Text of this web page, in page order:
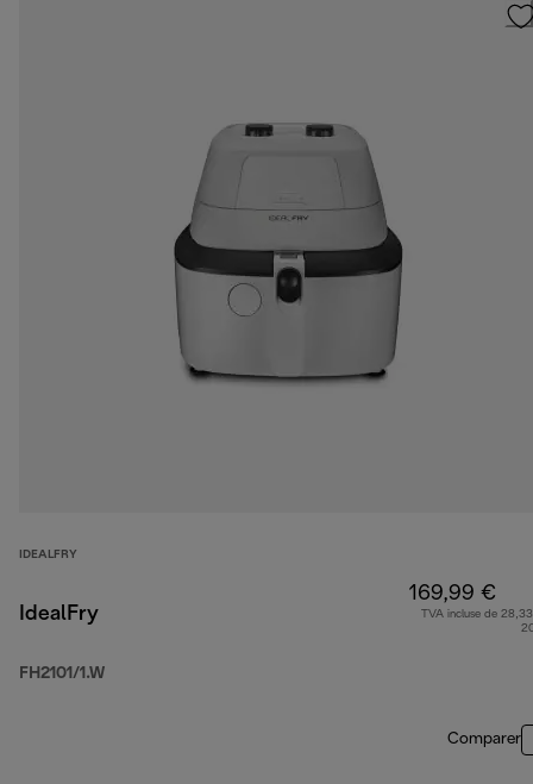
IDEALFRY
IdealFry
FH2101/1.W
169,99 €
TVA incluse de
Comparer